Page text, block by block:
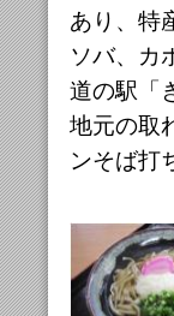
あり、特
ソバ、カ
道の駅「
地元の取
ンそば打